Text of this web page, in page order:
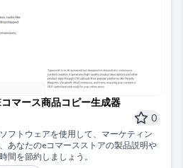
マース商品コピー生成器
0
フトウェアを使用して、マーケティン
あなたのeコマースストアの製品説明や
間を節約しましょう。